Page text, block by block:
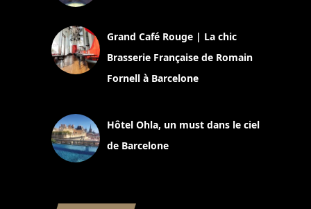
Grand Café Rouge | La chic
Brasserie Française de Romain
Fornell à Barcelone
Hôtel Ohla, un must dans le ciel
de Barcelone